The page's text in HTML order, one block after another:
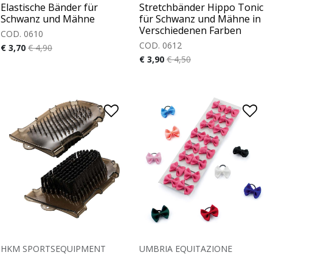
Elastische Bänder für
Schwanz und Mähne
COD. 0610
€ 3,70 € 4,90
Stretchbänder Hippo Tonic
für Schwanz und Mähne in
Verschiedenen Farben
COD. 0612
€ 3,90 € 4,50
HKM SPORTSEQUIPMENT UMBRIA EQUITAZIONE